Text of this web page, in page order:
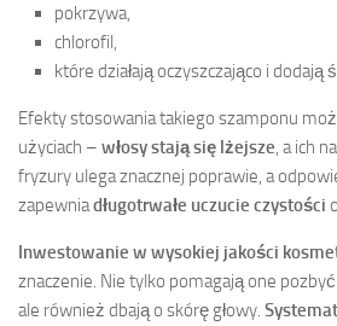
pokrzywa,
chlorofil,
które działają oczyszczająco i dodają
Efekty stosowania takiego szamponu
użyciach – włosy stają się lżejsze, a ich
fryzury ulega znacznej poprawie, a
zapewniadługotrwałe uczucie czystości
Inwestowanie w wysokiej jakości
znaczenie. Nie tylko pomagają one
ale również dbają o skórę głowy.